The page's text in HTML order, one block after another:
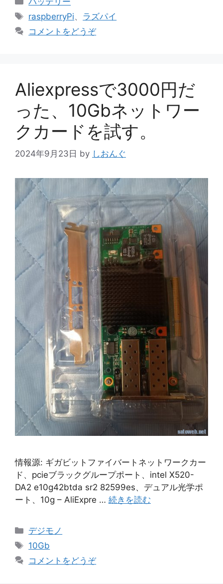
テ
リ
タ
グ
raspberryPi、 ラズパイ
コメントをどうぞ
Aliexpressで3000円だ
った、10Gbネットワー
クカードを試す。
2024年9月23日 by しおんぐ
情報源: ギガビットファイバートネットワークカー
ド、pcieブラックグループポート、intel X520-
DA2 e10g42btda sr2 82599es、デュアル光学ポ
ート、10g – AliExpre … 続きを読む
カ
テ
リ
デジモノ
タ
グ
10Gb
コメントをどうぞ